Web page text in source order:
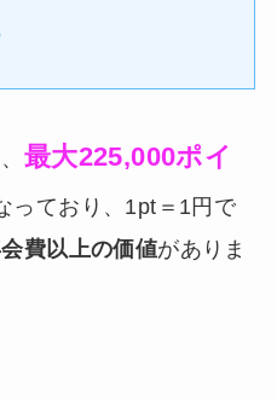
最大225,000ポイ
っており、1pt＝1円で
費以上の価値がありま